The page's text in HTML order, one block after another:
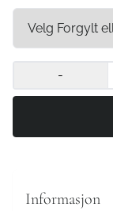
-
Informasjon